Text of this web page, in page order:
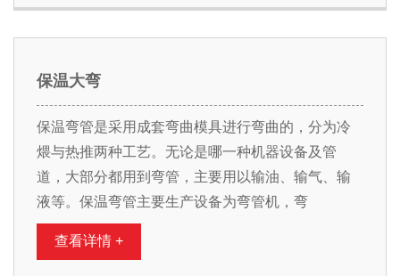
保温大弯
保温弯管是采用成套弯曲模具进行弯曲的，分为冷
煨与热推两种工艺。无论是哪一种机器设备及管
道，大部分都用到弯管，主要用以输油、输气、输
液等。保温弯管主要生产设备为弯管机，弯
查看详情 +